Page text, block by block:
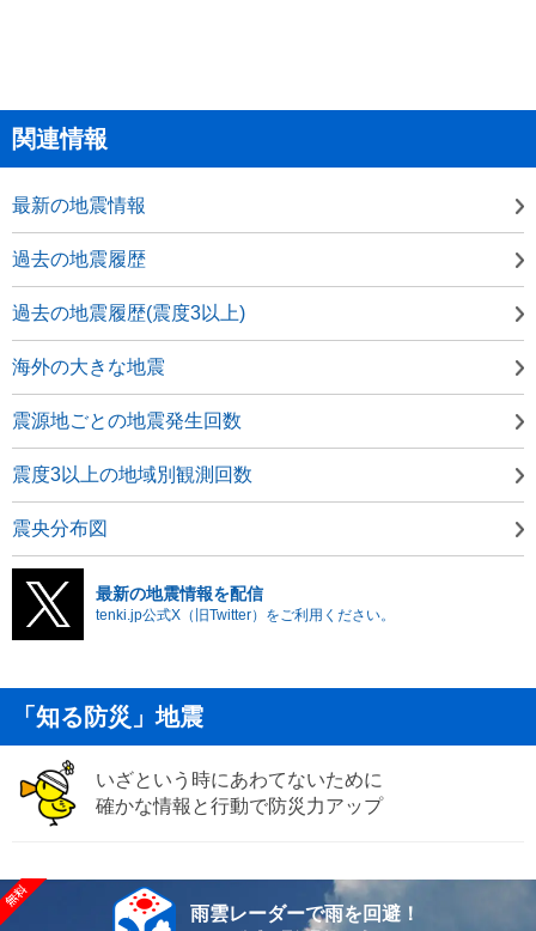
関連情報
最新の地震情報
過去の地震履歴
過去の地震履歴(震度3以上)
海外の大きな地震
震源地ごとの地震発生回数
震度3以上の地域別観測回数
震央分布図
最新の地震情報を配信
tenki.jp公式X（旧Twitter）をご利用ください。
「知る防災」地震
いざという時にあわてないために
確かな情報と行動で防災力アップ
雨雲レーダーで雨を回避！